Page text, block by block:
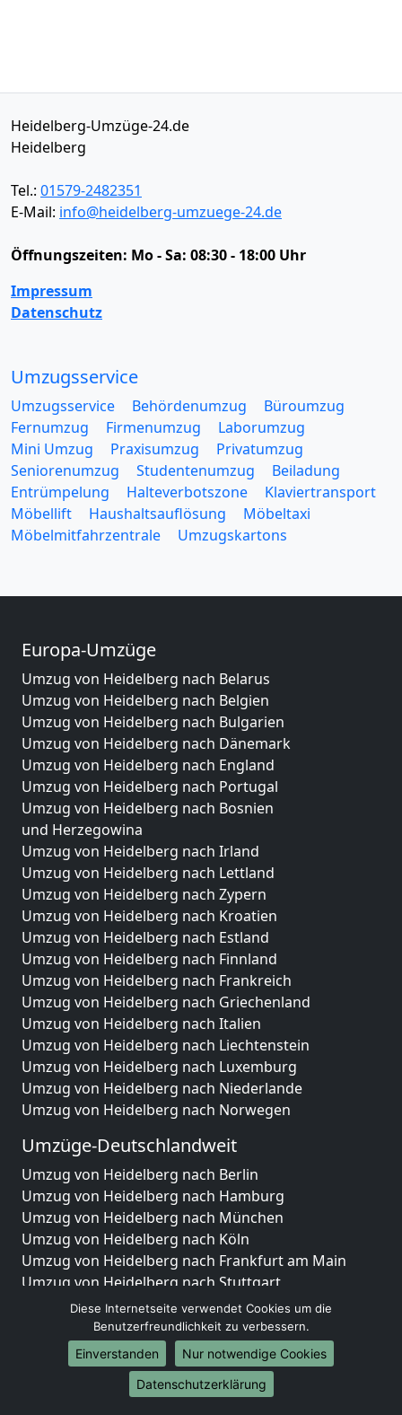
Heidelberg-Umzüge-24.de
Heidelberg
Tel.: 01579-2482351
E-Mail: info@heidelberg-umzuege-24.de
Öffnungszeiten: Mo - Sa: 08:30 - 18:00 Uhr
Impressum
Datenschutz
Umzugsservice
Umzugsservice Behördenumzug
Büroumzug
Fernumzug
Firmenumzug
Laborumzug
Mini Umzug
Praxisumzug
Privatumzug
Seniorenumzug
Studentenumzug
Beiladung
Entrümpelung
Halteverbotszone
Klaviertransport
Möbellift
Haushaltsauflösung
Möbeltaxi
Möbelmitfahrzentrale
Umzugskartons
Europa-Umzüge
Umzug von Heidelberg nach Belarus
Umzug von Heidelberg nach Belgien
Umzug von Heidelberg nach Bulgarien
Umzug von Heidelberg nach Dänemark
Umzug von Heidelberg nach England
Umzug von Heidelberg nach Portugal
Umzug von Heidelberg nach Bosnien
und Herzegowina
Umzug von Heidelberg nach Irland
Umzug von Heidelberg nach Lettland
Umzug von Heidelberg nach Zypern
Umzug von Heidelberg nach Kroatien
Umzug von Heidelberg nach Estland
Umzug von Heidelberg nach Finnland
Umzug von Heidelberg nach Frankreich
Umzug von Heidelberg nach Griechenland
Umzug von Heidelberg nach Italien
Umzug von Heidelberg nach Liechtenstein
Umzug von Heidelberg nach Luxemburg
Umzug von Heidelberg nach Niederlande
Umzug von Heidelberg nach Norwegen
Umzüge-Deutschlandweit
Umzug von Heidelberg nach Berlin
Umzug von Heidelberg nach Hamburg
Umzug von Heidelberg nach München
Umzug von Heidelberg nach Köln
Umzug von Heidelberg nach Frankfurt am Main
Umzug von Heidelberg nach Stuttgart
Umzug von Heidelberg nach Düsseldorf
Umzug von Heidelberg nach Leipzig
Umzug von Heidelberg nach Dortmund
Umzug von Heidelberg nach Essen
Umzug von Heidelberg nach Bremen
Diese Internetseite verwendet Cookies um die
Benutzerfreundlichkeit zu verbessern.
Einverstanden
Nur notwendige Cookies
Datenschutzerklärung